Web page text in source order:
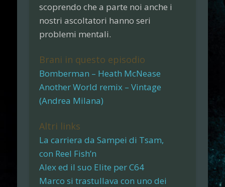
scoprendo che a parte noi anche i
nostri ascoltatori hanno seri
problemi mentali.
Brani in questo episodio
Bomberman – Heath McNease
Another World remix – Vintage
(Andrea Milana)
Altri links
La carriera da Sampei di Tsam,
con Reel Fish’n
Alex ed il suo Elite per C64
Marco si trastullava con uno dei